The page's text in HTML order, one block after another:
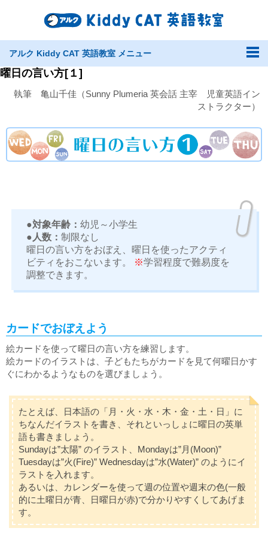
アルク Kiddy CAT 英語教室 メニュー
曜日の言い方[１]
執筆 亀山千佳（Sunny Plumeria 英会話 主宰 児童英語イン
ストラクター）
●対象年齢： 幼児～小学生
●人数： 制限なし
曜日の言い方をおぼえ、曜日を使ったアクティ
ビティをおこないます。
※学習程度で難易度を
調整できます。
カードでおぼえよう
絵カードを使って曜日の言い方を練習します。
絵カードのイラストは、子どもたちがカードを見て何曜日かす
ぐにわかるようなものを選びましょう。
たとえば、日本語の「月・火・水・木・金・土・日」に
ちなんだイラストを書き、それといっしょに曜日の英単
語も書きましょう。
Sundayは”太陽” のイラスト、Mondayは”月(Moon)”
Tuesdayは”火(Fire)” Wednesdayは”水(Water)” のようにイ
ラストを入れます。
あるいは、カレンダーを使って週の位置や週末の色(一般
的に土曜日が青、日曜日が赤)で分かりやすくしてあげま
す。